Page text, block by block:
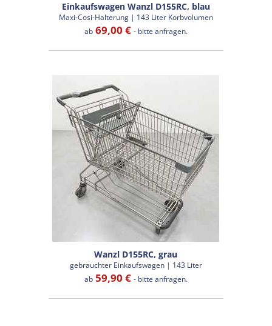
Einkaufswagen Wanzl D155RC, blau
Maxi-Cosi-Halterung | 143 Liter Korbvolumen
ab69,00 € - bitte anfragen.
Wanzl D155RC, grau
gebrauchter Einkaufswagen | 143 Liter
ab59,90 € - bitte anfragen.